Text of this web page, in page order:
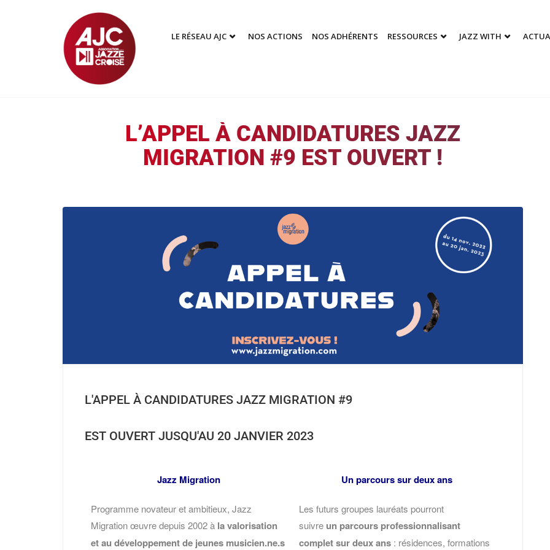
LE RÉSEAU AJC NOS ACTIONS NOS ADHÉRENTS RESSOURCES JAZZ WITH
L’APPEL À CANDIDATURES JAZZ
MIGRATION #9 EST OUVERT !
L'APPEL À CANDIDATURES JAZZ MIGRATION #9
EST OUVERT JUSQU'AU 20 JANVIER 2023
Jazz Migration
Programme novateur et ambitieux, Jazz
Migration œuvre depuis 2002 à la valorisation
et au développement de jeunes musicien.ne.s
Un parcours sur deux ans
Les futurs groupes lauréats pourront
suivre un parcours professionnalisant
complet sur deux ans : résidences, formations